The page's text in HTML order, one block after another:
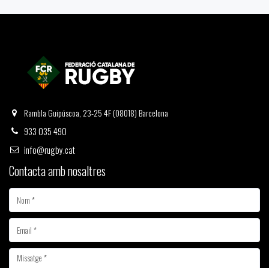
Rambla Guipúscoa, 23-25 4F (08018) Barcelona
933 035 490
info@rugby.cat
Contacta amb nosaltres